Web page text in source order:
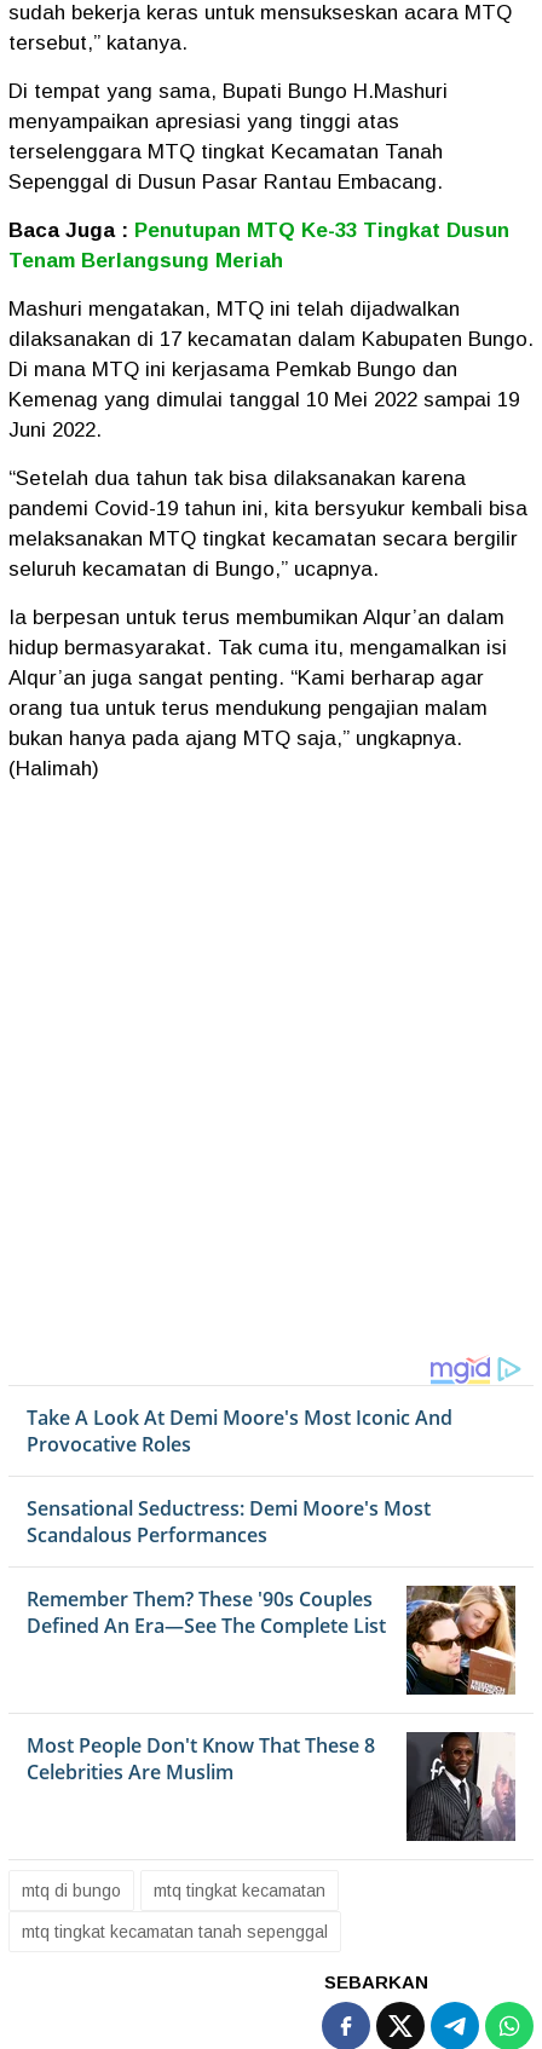
sudah bekerja keras untuk mensukseskan acara MTQ
tersebut,” katanya.
Di tempat yang sama, Bupati Bungo H.Mashuri
menyampaikan apresiasi yang tinggi atas
terselenggara MTQ tingkat Kecamatan Tanah
Sepenggal di Dusun Pasar Rantau Embacang.
Baca Juga : Penutupan MTQ Ke-33 Tingkat Dusun
Tenam Berlangsung Meriah
Mashuri mengatakan, MTQ ini telah dijadwalkan
dilaksanakan di 17 kecamatan dalam Kabupaten Bungo.
Di mana MTQ ini kerjasama Pemkab Bungo dan
Kemenag yang dimulai tanggal 10 Mei 2022 sampai 19
Juni 2022.
“Setelah dua tahun tak bisa dilaksanakan karena
pandemi Covid-19 tahun ini, kita bersyukur kembali bisa
melaksanakan MTQ tingkat kecamatan secara bergilir
seluruh kecamatan di Bungo,” ucapnya.
Ia berpesan untuk terus membumikan Alqur’an dalam
hidup bermasyarakat. Tak cuma itu, mengamalkan isi
Alqur’an juga sangat penting. “Kami berharap agar
orang tua untuk terus mendukung pengajian malam
bukan hanya pada ajang MTQ saja,” ungkapnya.
(Halimah)
mtq di bungo mtq tingkat kecamatan
mtq tingkat kecamatan tanah sepenggal
SEBARKAN